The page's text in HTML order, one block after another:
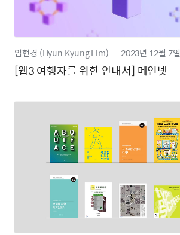
[웹3 여행자를 위한 안내서] 메인넷
임현경 (Hyun Kyung Lim)―2023년 12월 7일